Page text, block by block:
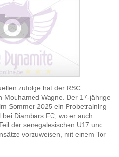
zufolge hat der RSC
Mouhamed Wagne. Der 17-jährige
Sommer 2025 ein Probetraining
bei Diambars FC, wo er auch
der senegalesischen U17 und
vorzuweisen, mit einem Tor